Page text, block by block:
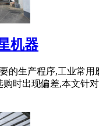
机器
的生产程序,工业常
时出现偏差,本文针